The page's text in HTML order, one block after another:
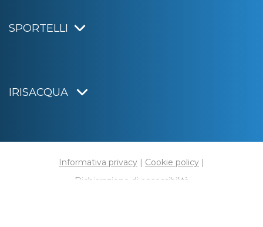
SPORTELLI
IRISACQUA
Informativa privacy | Cookie policy |
Dichiarazione di accessibilità